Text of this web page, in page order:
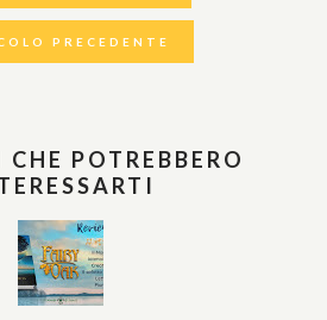
PRECEDENTE
POTREBBERO